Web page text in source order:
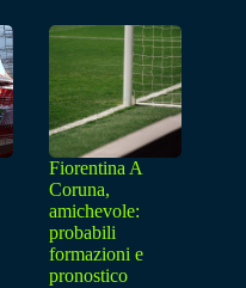
Fiorentina A
Coruna,
amichevole:
probabili
formazioni e
pronostico